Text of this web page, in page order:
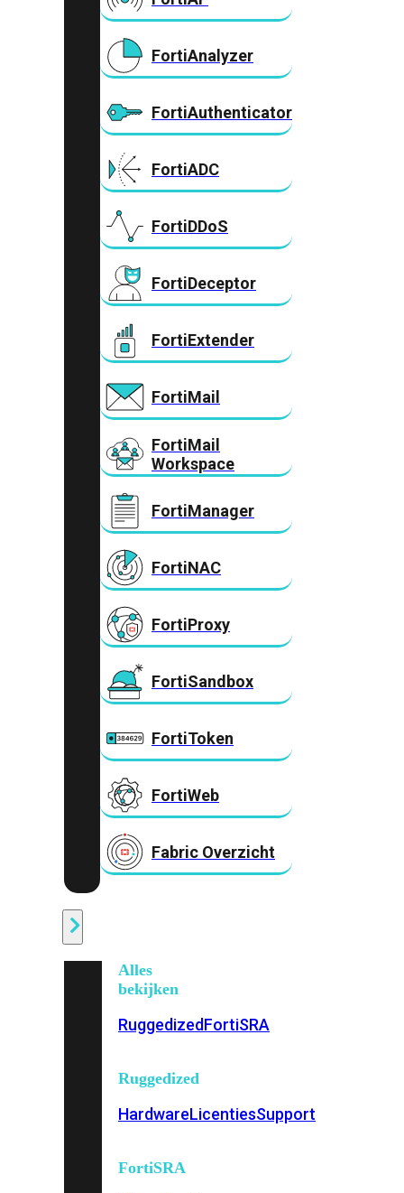
FortiAnalyzer
FortiAuthenticator
FortiADC
FortiDDoS
FortiDeceptor
FortiExtender
FortiMail
FortiMail
Workspace
FortiManager
FortiNAC
FortiProxy
FortiSandbox
FortiToken
FortiWeb
Fabric Overzicht
Alles
bekijken
RuggedizedFortiSRA
Ruggedized
HardwareLicentiesSupport
FortiSRA